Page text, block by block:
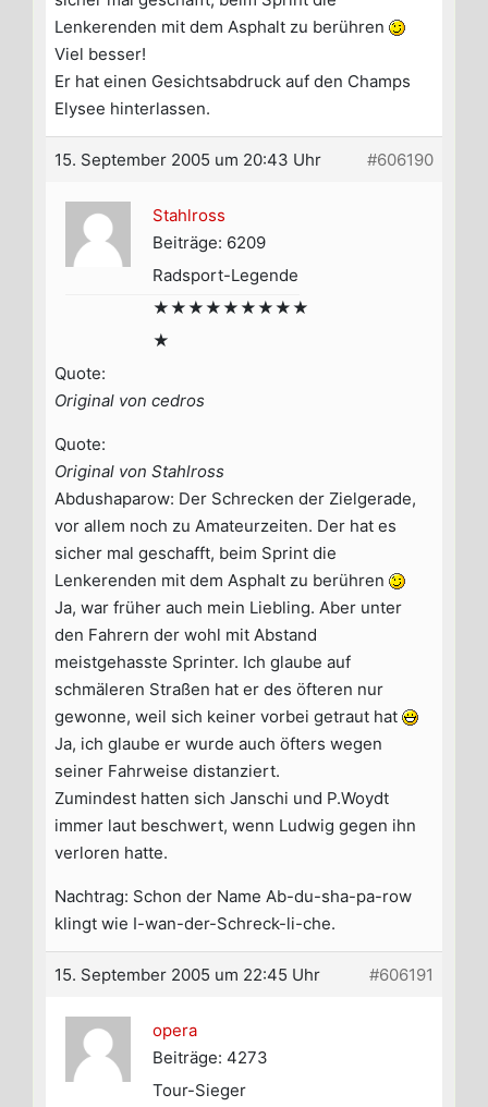
Lenkerenden mit dem Asphalt zu berühren
Viel besser!
Er hat einen Gesichtsabdruck auf den Champs
Elysee hinterlassen.
15. September 2005 um 20:43 Uhr #606190
Stahlross
Beiträge: 6209
Radsport-Legende
★★★★★★★★★
★
Quote:
Original von cedros
Quote:
Original von Stahlross
Abdushaparow: Der Schrecken der Zielgerade,
vor allem noch zu Amateurzeiten. Der hat es
sicher mal geschafft, beim Sprint die
Lenkerenden mit dem Asphalt zu berühren
Ja, war früher auch mein Liebling. Aber unter
den Fahrern der wohl mit Abstand
meistgehasste Sprinter. Ich glaube auf
schmäleren Straßen hat er des öfteren nur
gewonne, weil sich keiner vorbei getraut hat
Ja, ich glaube er wurde auch öfters wegen
seiner Fahrweise distanziert.
Zumindest hatten sich Janschi und P.Woydt
immer laut beschwert, wenn Ludwig gegen ihn
verloren hatte.
Nachtrag: Schon der Name Ab-du-sha-pa-row
klingt wie I-wan-der-Schreck-li-che.
15. September 2005 um 22:45 Uhr #606191
opera
Beiträge: 4273
Tour-Sieger